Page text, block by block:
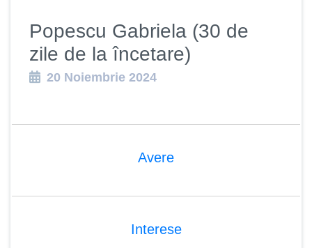
Popescu Gabriela (30 de
zile de la încetare)
20 Noiembrie 2024
Avere
Interese